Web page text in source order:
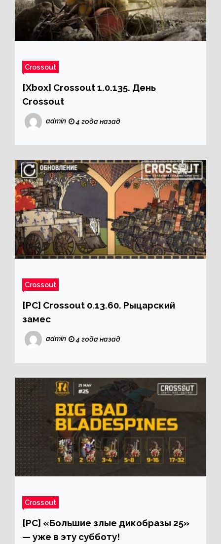
Crossout
[Xbox] Crossout 1.0.135. День
Crossout
admin 4 года назад
Crossout
[PC] Crossout 0.13.60. Рыцарский
замес
admin 4 года назад
Crossout
[PC] «Большие злые дикобразы 25»
— уже в эту субботу!